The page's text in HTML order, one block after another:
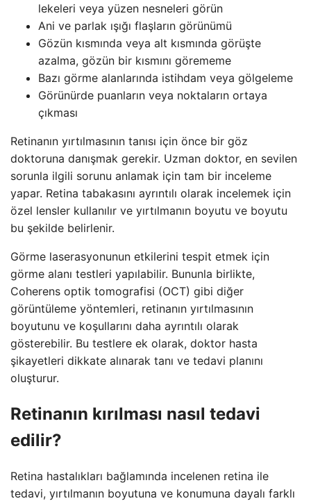
lekeleri veya yüzen nesneleri görün
Ani ve parlak ışığı flaşların görünümü
Gözün kısmında veya alt kısmında görüşte
azalma, gözün bir kısmını görememe
Bazı görme alanlarında istihdam veya gölgeleme
Görünürde puanların veya noktaların ortaya
çıkması
Retinanın yırtılmasının tanısı için önce bir göz
doktoruna danışmak gerekir. Uzman doktor, en sevilen
sorunla ilgili sorunu anlamak için tam bir inceleme
yapar. Retina tabakasını ayrıntılı olarak incelemek için
özel lensler kullanılır ve yırtılmanın boyutu ve boyutu
bu şekilde belirlenir.
Görme laserasyonunun etkilerini tespit etmek için
görme alanı testleri yapılabilir. Bununla birlikte,
Coherens optik tomografisi (OCT) gibi diğer
görüntüleme yöntemleri, retinanın yırtılmasının
boyutunu ve koşullarını daha ayrıntılı olarak
gösterebilir. Bu testlere ek olarak, doktor hasta
şikayetleri dikkate alınarak tanı ve tedavi planını
oluşturur.
Retinanın kırılması nasıl tedavi
edilir?
Retina hastalıkları bağlamında incelenen retina ile
tedavi, yırtılmanın boyutuna ve konumuna dayalı farklı